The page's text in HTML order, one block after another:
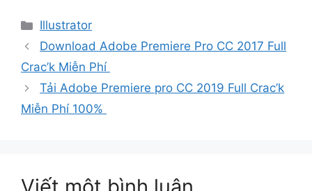
Danh
mục
Illustrator
Download Adobe Premiere Pro CC 2017 Full
Crac’k Miễn Phí
Tải Adobe Premiere pro CC 2019 Full Crac’k
Miễn Phí 100%